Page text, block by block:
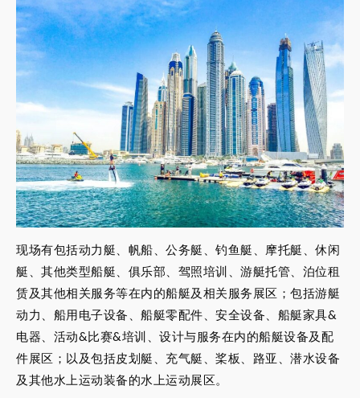
现场有包括动力艇、帆船、公务艇、钓鱼艇、摩托艇、休闲
艇、其他类型船艇、俱乐部、驾照培训、游艇托管、泊位租
赁及其他相关服务等在内的船艇及相关服务展区；包括游艇
动力、船用电子设备、船艇零配件、安全设备、船艇家具&
电器、活动&比赛&培训、设计与服务在内的船艇设备及配
件展区；以及包括皮划艇、充气艇、桨板、路亚、潜水设备
及其他水上运动装备的水上运动展区。